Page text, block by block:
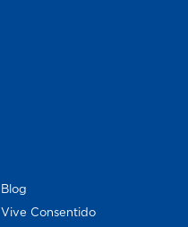
Blog
Vive Consentido